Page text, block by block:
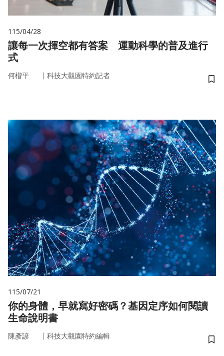
115/04/28
讓每一次揮空都有答案 運動科學的普及進行
式
何楷平 ｜ 科技大觀園特約記者
儲
115/07/21
你的身體，早就寫好密碼？基因定序如何閱讀
生命說明書
陳彥諺 ｜ 科技大觀園特約編輯
儲